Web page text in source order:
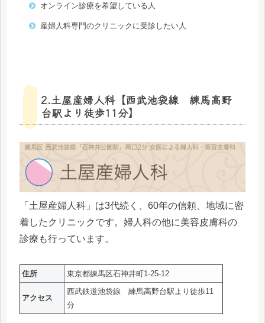
オンライン診療を希望している人
産婦人科専門のクリニックに受診したい人
2.土屋産婦人科【西武池袋線 練馬高野
台駅より徒歩11分】
「土屋産婦人科」は3代続く、60年の信頼、地域に密
着したクリニックです。婦人科の他に美容皮膚科の
診療も行っています。
住所 東京都練馬区石神井町1-25-12
アクセス
西武鉄道池袋線 練馬高野台駅より徒歩11
分